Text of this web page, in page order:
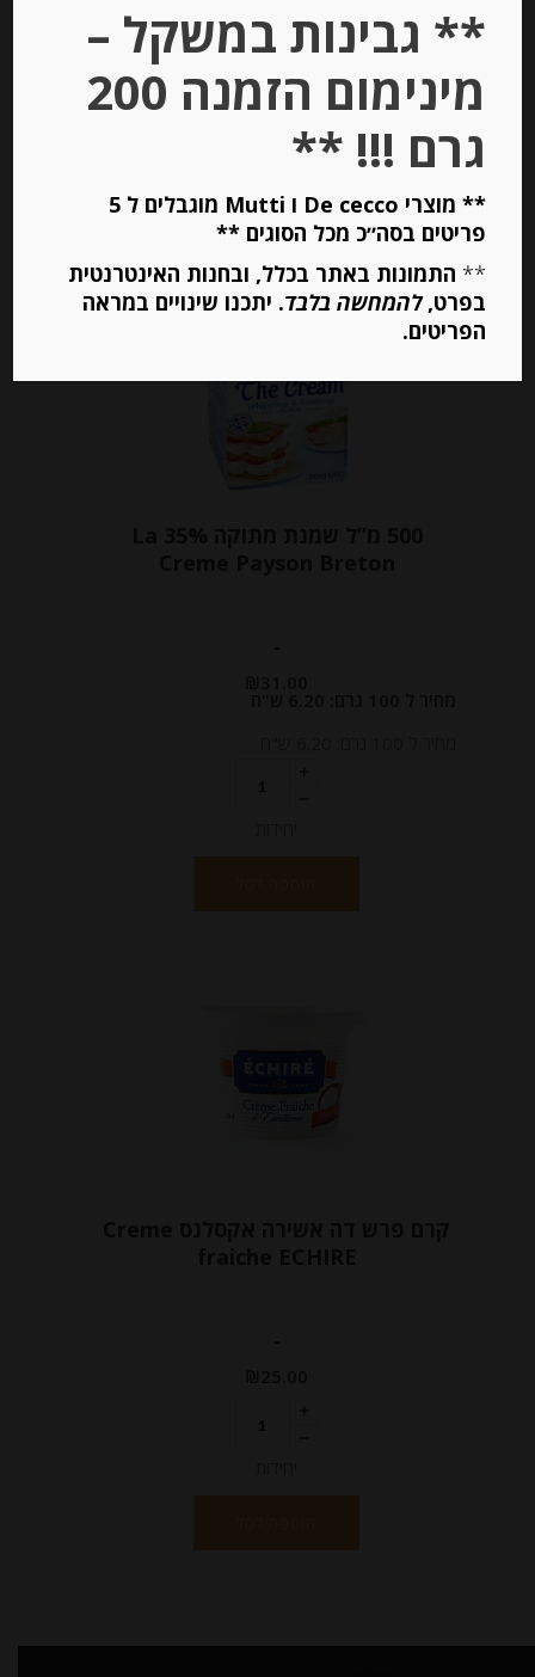
מחיר ל 100 מ"ל : 5.80 ש"ח
יחידות
-
-
** גבינות במשקל –
מינימום הזמנה 200
גרם !!! **
** מוצרי De cecco ו Mutti מוגבלים ל 5
פריטים בסה״כ מכל הסוגים **
** התמונות באתר בכלל, ובחנות האינטרנטית
בפרט,להמחשה בלבד. יתכנו שינויים במראה
הפריטים.